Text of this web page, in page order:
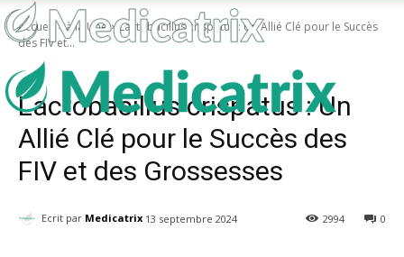
Accueil à la Une
Lactobacillus crispatus : Un Allié Clé pour le Succès
des FIV et...
à la Une Actualités
Lactobacillus crispatus : Un
Allié Clé pour le Succès des
FIV et des Grossesses
Ecrit par Medicatrix 13 septembre 2024 0
2994